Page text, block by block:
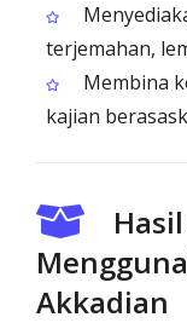
terjemahan,
Membina
kajian
Akkadian